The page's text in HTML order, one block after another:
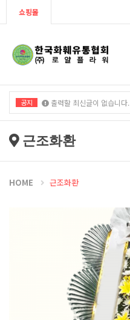
쇼핑몰
공지 출력할 최신글이 없습니다.
출력할 최신글이 없습니다.
근조화환
HOME 근조화환